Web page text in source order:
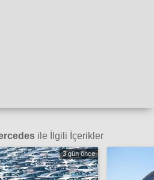
ile İlgili İçerikler
3 gün önce